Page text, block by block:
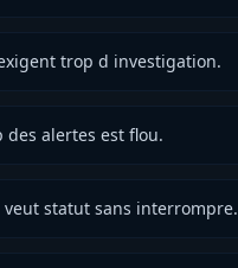
trop d investigation.
des alertes est flou.
veut statut sans interrompre.